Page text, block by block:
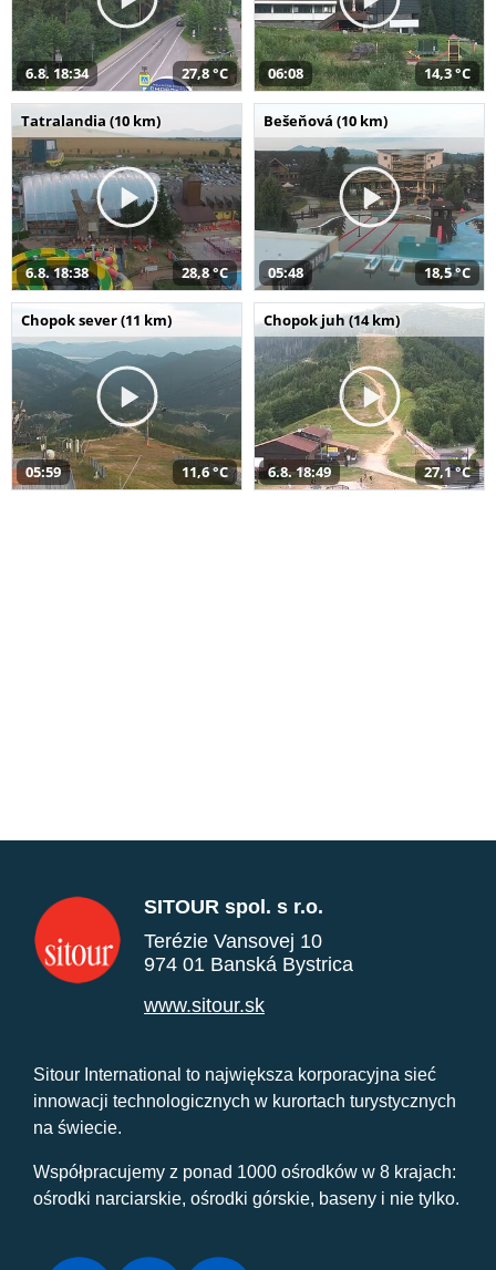
6.8. 18:34 27,8 °C 06:08 14,3 °C
Tatralandia (10 km)
6.8. 18:38 28,8 °C
Bešeňová (10 km)
05:48 18,5 °C
Chopok sever (11 km)
05:59 11,6 °C
Chopok juh (14 km)
6.8. 18:49 27,1 °C
SITOUR spol. s r.o.
Terézie Vansovej 10
974 01 Banská Bystrica
www.sitour.sk
Sitour International to największa korporacyjna sieć
innowacji technologicznych w kurortach turystycznych
na świecie.
Współpracujemy z ponad 1000 ośrodków w 8 krajach:
ośrodki narciarskie, ośrodki górskie, baseny i nie tylko.